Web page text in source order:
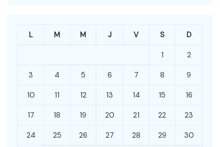
L M M J V S D
1 2
3 4 5 6 7 8 9
10 11 12 13 14 15 16
17 18 19 20 21 22 23
24 25 26 27 28 29 30